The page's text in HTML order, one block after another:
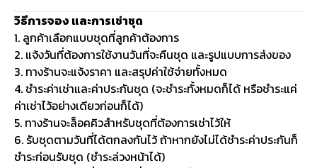
วิธีการจอง และการเช่าชุด
1. ลูกค้าเลือกแบบชุดที่ลูกค้าต้องการ
2. แจ้งวันที่ต้องการใช้งานวันที่จะคืนชุด และรูปแบบการส่งของ
3. ทางร้านจะแจ้งราคา และสรุปค่าใช้จ่ายทั้งหมด
4. ชำระค่าเช่าและค่าประกันชุด (จะชำระทั้งหมดก็ได้ หรือชำระแค่
ค่าเช่าไว้อย่างเดียวก่อนก็ได้)
5. ทางร้านจะล็อคคิวสำหรับชุดที่ต้องการเช่าไว้ให้
6. รับชุดตามวันที่ได้ตกลงกันไว้ ถ้าหากยังไม่ได้ชำระค่าประกันก็
ชำระก่อนรับชุด (ชำระล่วงหน้าได้)